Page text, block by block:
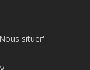
situer'